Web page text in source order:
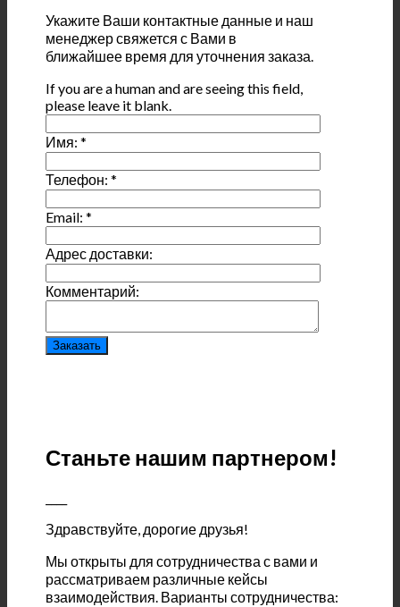
Укажите Ваши контактные данные и наш
менеджер свяжется с Вами в
ближайшее время для уточнения заказа.
If you are a human and are seeing this field,
please leave it blank.
Имя:*
Телефон:*
Email:*
Адрес доставки:
Комментарий:
Станьте нашим партнером!
Здравствуйте, дорогие друзья!
Мы открыты для сотрудничества с вами и
рассматриваем различные кейсы
взаимодействия. Варианты сотрудничества: